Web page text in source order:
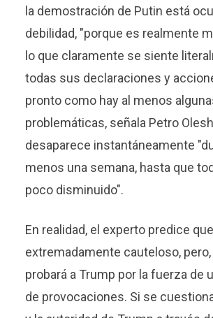
la demostración de Putin está
debilidad, "porque es realmente
lo que claramente se siente
todas sus declaraciones y
pronto como hay al menos
problemáticas, señala Petro
desaparece instantáneamente
menos una semana, hasta que
poco disminuido".
En realidad, el experto predice
extremadamente cauteloso,
probará a Trump por la fuerza de
de provocaciones. Si se